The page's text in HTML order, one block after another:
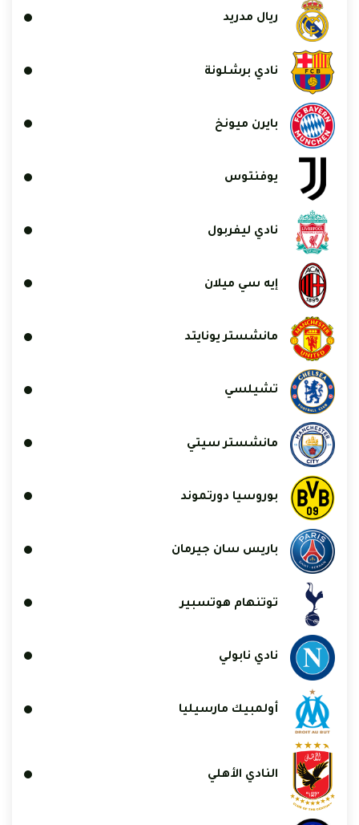
ريال مدريد
نادي برشلونة
بايرن ميونخ
يوفنتوس
نادي ليفربول
إيه سي ميلان
مانشستر يونايتد
تشيلسي
مانشستر سيتي
بوروسيا دورتموند
باريس سان جيرمان
توتنهام هوتسبير
نادي نابولي
أولمبيك مارسيليا
النادي الأهلي